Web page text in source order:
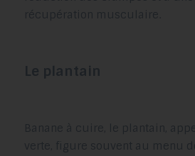
récupération musculaire.
Le plantain
Banane à cuire, le plantain,
verte, figure souvent au menu